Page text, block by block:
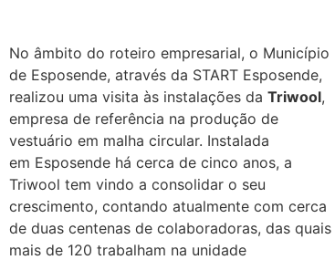
No âmbito do roteiro empresarial, o Município
de Esposende, através da START Esposende,
realizou uma visita às instalações da Triwool,
empresa de referência na produção de
vestuário em malha circular. Instalada
em Esposende há cerca de cinco anos, a
Triwool tem vindo a consolidar o seu
crescimento, contando atualmente com cerca
de duas centenas de colaboradoras, das quais
mais de 120 trabalham na unidade